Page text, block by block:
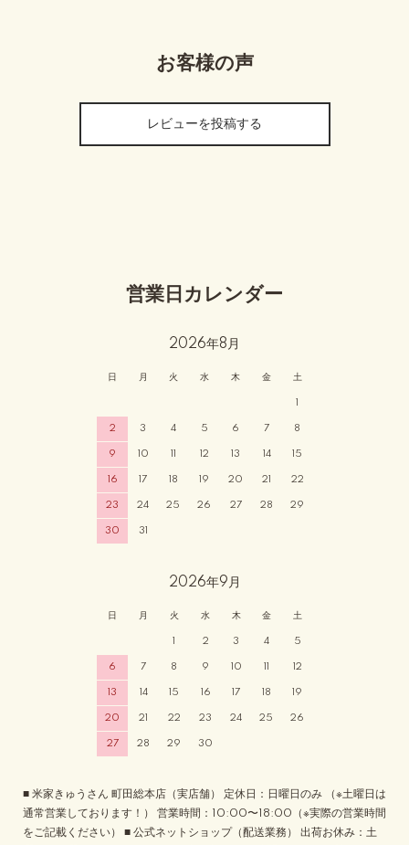
お客様の声
レビューを投稿する
営業日カレンダー
2026年8月
日 月 火 水 木 金 土
1
2 3 4 5 6 7 8
9 10 11 12 13 14 15
16 17 18 19 20 21 22
23 24 25 26 27 28 29
30 31
2026年9月
日 月 火 水 木 金 土
1 2 3 4 5
6 7 8 9 10 11 12
13 14 15 16 17 18 19
20 21 22 23 24 25 26
27 28 29 30
■ 米家きゅうさん 町田総本店（実店舗） 定休日：日曜日のみ （※土曜日は
通常営業しております！） 営業時間：10:00〜18:00（※実際の営業時間
をご記載ください） ■ 公式ネットショップ（配送業務） 出荷お休み：土